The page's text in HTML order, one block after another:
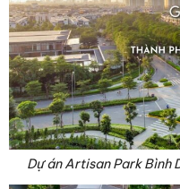
Dự án Artisan Park Bình